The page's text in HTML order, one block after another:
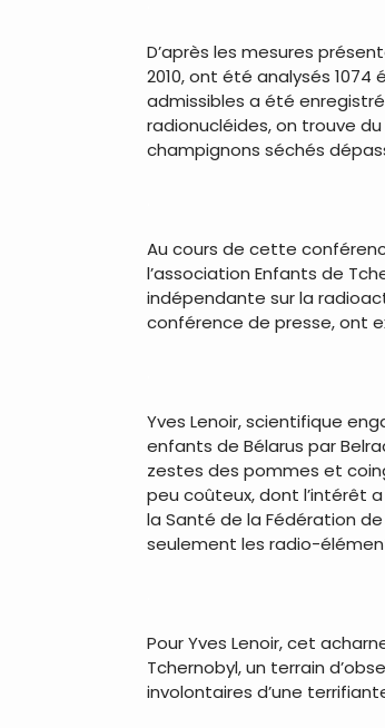
D’après les mesures
2010, ont été analysés
admissibles a été
radionucléides, on trouve
champignons séchés
Au cours de cette
l’association Enfants de
indépendante sur la
conférence de presse, ont
Yves Lenoir, scientifique
enfants de Bélarus par
zestes des pommes et
peu coûteux, dont l’intérêt
la Santé de la Fédération
seulement les radio-
Pour Yves Lenoir, cet
Tchernobyl, un terrain
involontaires d’une